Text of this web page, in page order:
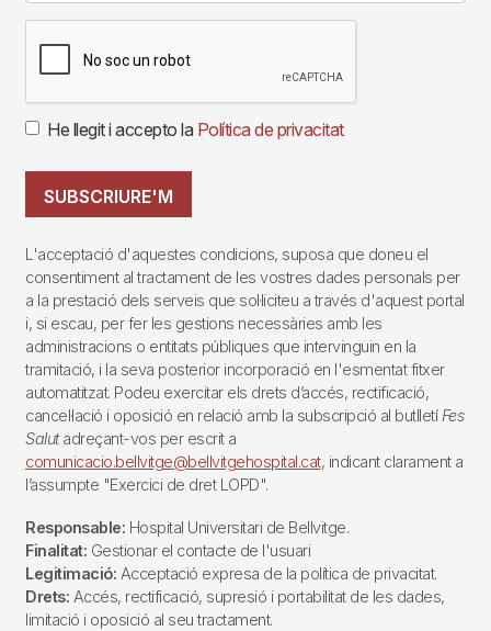
He llegit i accepto la Política de privacitat
SUBSCRIURE'M
L'acceptació d'aquestes condicions, suposa que doneu el
consentiment al tractament de les vostres dades personals per
a la prestació dels serveis que sol·liciteu a través d'aquest portal
i, si escau, per fer les gestions necessàries amb les
administracions o entitats públiques que intervinguin en la
tramitació, i la seva posterior incorporació en l'esmentat fitxer
automatitzat. Podeu exercitar els drets d’accés, rectificació,
cancel·lació i oposició en relació amb la subscripció al butlletí Fes
Salutadreçant-vos per escrit a
comunicacio.bellvitge@bellvitgehospital.cat, indicant clarament a
l’assumpte "Exercici de dret LOPD".
Responsable: Hospital Universitari de Bellvitge.
Finalitat: Gestionar el contacte de l'usuari
Legitimació: Acceptació expresa de la política de privacitat.
Drets: Accés, rectificació, supresió i portabilitat de les dades,
limitació i oposició al seu tractament.